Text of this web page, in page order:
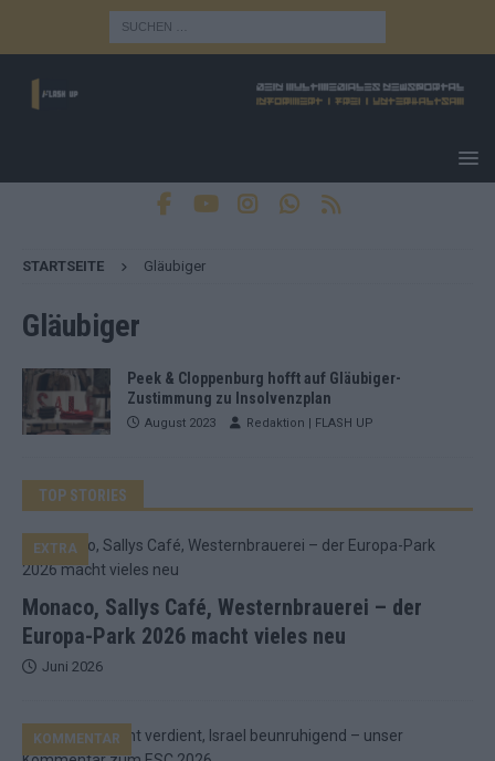
STARTSEITE Gläubiger
Gläubiger
Peek & Cloppenburg hofft auf Gläubiger-
Zustimmung zu Insolvenzplan
August 2023 Redaktion | FLASH UP
TOP STORIES
Monaco, Sallys Café, Westernbrauerei – der
Europa-Park 2026 macht vieles neu
EXTRA
Juni 2026
KOMMENTAR